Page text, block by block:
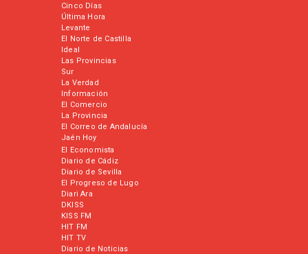
Cinco Días
Última Hora
Levante
El Norte de Castilla
Ideal
Las Provincias
Sur
La Verdad
Información
El Comercio
La Provincia
El Correo de Andalucía
Jaén Hoy
El Economista
Diario de Cádiz
Diario de Sevilla
El Progreso de Lugo
Diari Ara
DKISS
KISS FM
HIT FM
HIT TV
Diario de Noticias